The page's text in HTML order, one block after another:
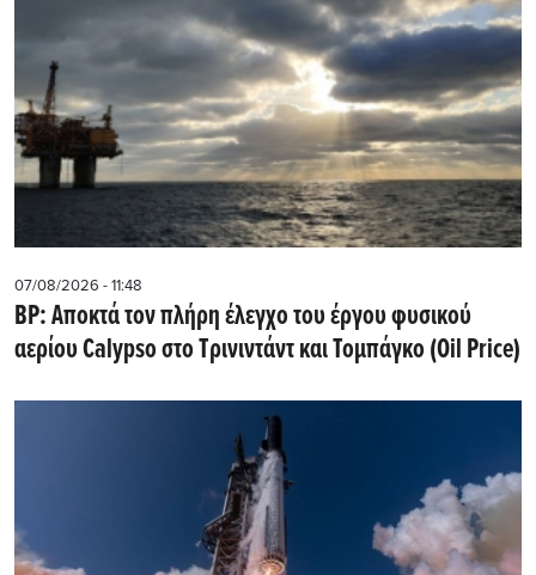
07/08/2026 - 11:48
BP: Αποκτά τον πλήρη έλεγχο του έργου φυσικού
αερίου Calypso στο Τρινιντάντ και Τομπάγκο (Oil Price)